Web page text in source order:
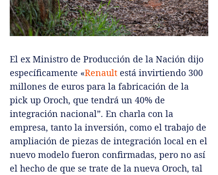
El ex Ministro de Producción de la Nación dijo
específicamente «Renault está invirtiendo 300
millones de euros para la fabricación de la
pick up Oroch, que tendrá un 40% de
integración nacional”. En charla con la
empresa, tanto la inversión, como el trabajo de
ampliación de piezas de integración local en el
nuevo modelo fueron confirmadas, pero no así
el hecho de que se trate de la nueva Oroch, tal